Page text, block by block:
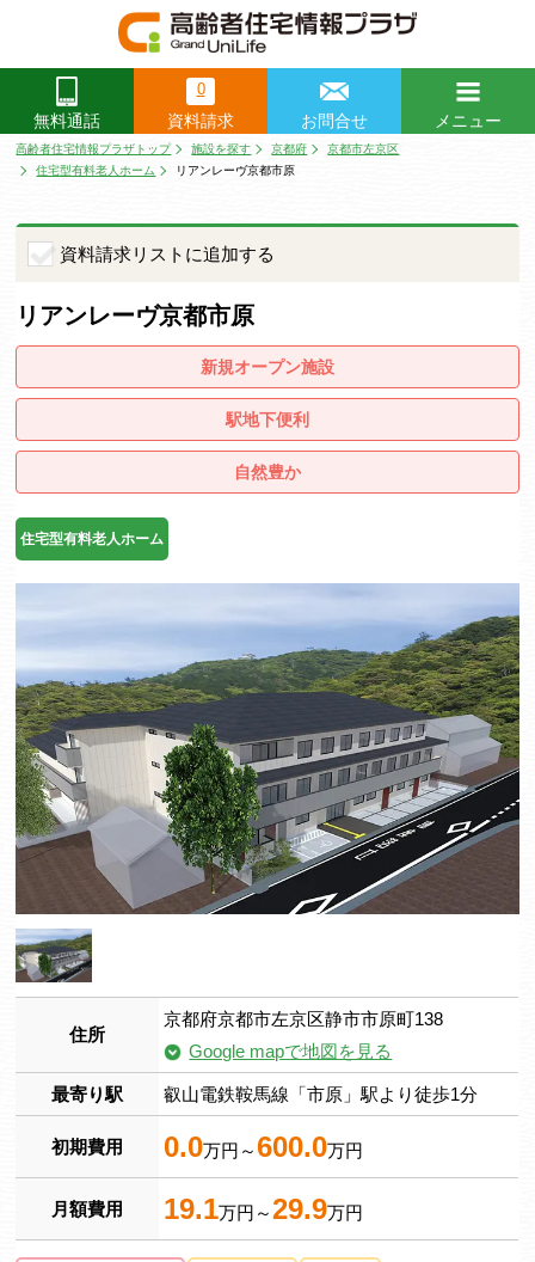
無料通話
0
資料請求 お問合せ
メニュー
高齢者住宅情報プラザトップ 施設を探す 京都府
京都市左京区
住宅型有料老人ホーム
リアンレーヴ京都市原
資料請求リストに追加する
リアンレーヴ京都市原
新規オープン施設
駅地下便利
自然豊か
住宅型有料老人ホーム
住所
京都府京都市左京区静市市原町138
Google mapで地図を見る
最寄り駅 叡山電鉄鞍馬線「市原」駅より徒歩1分
初期費用 0.0万円～600.0万円
月額費用 19.1万円～29.9万円